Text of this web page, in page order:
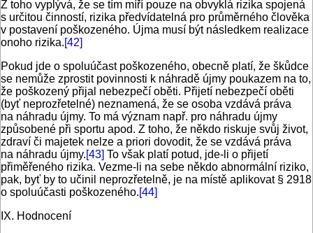
Z toho vyplývá, že se tím míří pouze na obvyklá rizika spojená
s určitou činností, rizika předvídatelná pro průměrného člověka
v postavení poškozeného. Újma musí být následkem realizace
onoho rizika.[42]
Pokud jde o spoluúčast poškozeného, obecně platí, že škůdce
se nemůže zprostit povinnosti k náhradě újmy poukazem na to,
že poškozený přijal nebezpečí oběti. Přijetí nebezpečí oběti
(byť neprozřetelné) neznamená, že se osoba vzdává práva
na náhradu újmy. To má význam např. pro náhradu újmy
způsobené při sportu apod. Z toho, že někdo riskuje svůj život,
zdraví či majetek nelze a priori dovodit, že se vzdává práva
na náhradu újmy.[43] To však platí potud, jde-li o přijetí
přiměřeného rizika. Vezme-li na sebe někdo abnormální riziko,
pak, byť by to učinil neprozřetelně, je na místě aplikovat § 2918
o spoluúčasti poškozeného.[44]
IX. Hodnocení